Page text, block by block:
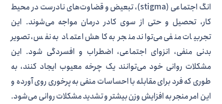
انگ اجتماعی (stigma)، تبعیض و قضاوت‌های نادرست در محیط
کار، تحصیل و حتی از سوی کادر درمان مواجه می‌شوند. این
تجربیات منفی می‌تواند منجر به کاهش اعتماد به نفس، تصویر
بدنی منفی، انزوای اجتماعی، اضطراب و افسردگی شود. این
مشکلات روانی خود می‌توانند یک چرخه معیوب ایجاد کنند، به
طوری که فرد برای مقابله با احساسات منفی به پرخوری روی آورده و
این امر منجر به افزایش وزن بیشتر و تشدید مشکلات روانی می‌شود.